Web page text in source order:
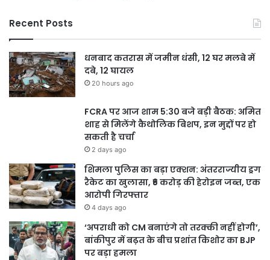
Recent Posts
धनबाद कतरास में जमीन धंसी, 12 घर मलबे में
दबे, 12 घायल
20 hours ago
FCRA पर आज शाम 5:30 बजे बड़ी बैठक: अमित
शाह से मिलेंगे कैथोलिक बिशप, इन मुद्दों पर हो
सकती है चर्चा
2 days ago
शिमला पुलिस का बड़ा एक्शन: अंतरराज्यीय ड्रग
रैकेट का खुलासा, ₹6 करोड़ की हेरोइन जब्त, एक
आरोपी गिरफ्तार
4 days ago
‘अपराधी को CM बनाएंगे तो तरक्की नहीं होगी’,
बांकीपुर में बढ़त के बीच प्रशांत किशोर का BJP
पर बड़ा हमला